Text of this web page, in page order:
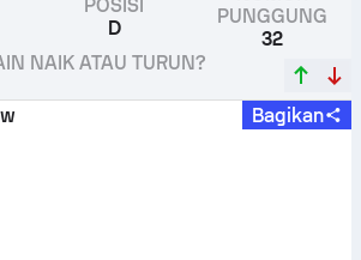
POSISI
D
PUNGGUNG
32
NAIK ATAU TURUN?
Bagikan